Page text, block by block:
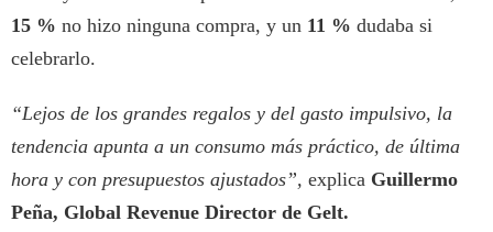
15 % no hizo ninguna compra, y un 11 % dudaba si
celebrarlo.
“Lejos de los grandes regalos y del gasto impulsivo, la
tendencia apunta a un consumo más práctico, de última
hora y con presupuestos ajustados”, explica Guillermo
Peña, Global Revenue Director de Gelt.